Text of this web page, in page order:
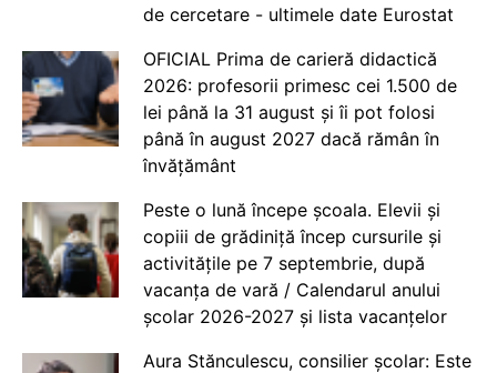
de cercetare - ultimele date Eurostat
OFICIAL Prima de carieră didactică
2026: profesorii primesc cei 1.500 de
lei până la 31 august și îi pot folosi
până în august 2027 dacă rămân în
învățământ
Peste o lună începe școala. Elevii și
copiii de grădiniță încep cursurile și
activitățile pe 7 septembrie, după
vacanța de vară / Calendarul anului
școlar 2026-2027 și lista vacanțelor
Aura Stănculescu, consilier școlar: Este